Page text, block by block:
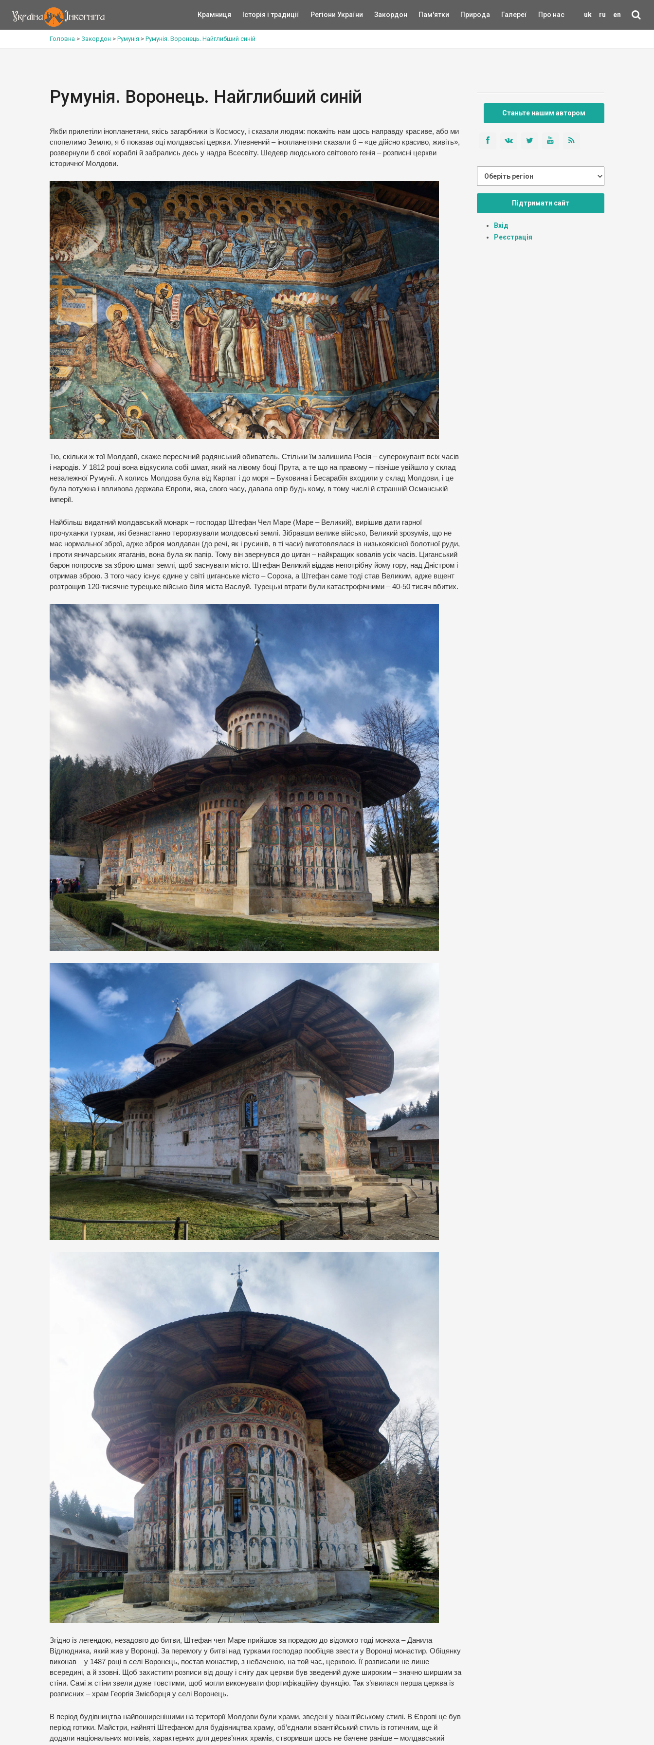
uk ru en
Крамниця Історія і традиції Регіони України Закордон Пам'ятки Природа Галереї Про нас
Головна > Закордон > Румунія > Румунія. Воронець. Найглибший синій
Румунія. Воронець. Найглибший синій
Якби прилетіли інопланетяни, якісь загарбники із Космосу, і сказали людям: покажіть нам щось направду красиве, або ми
спопелимо Землю, я б показав оці молдавські церкви. Упевнений – інопланетяни сказали б – «це дійсно красиво, живіть»,
розвернули б свої кораблі й забрались десь у надра Всесвіту. Шедевр людського світового генія – розписні церкви
історичної Молдови.
Тю, скільки ж тої Молдавії, скаже пересічний радянський обиватель. Стільки їм залишила Росія – суперокупант всіх часів
і народів. У 1812 році вона відкусила собі шмат, який на лівому боці Прута, а те що на правому – пізніше увійшло у склад
незалежної Румунії. А колись Молдова була від Карпат і до моря – Буковина і Бесарабія входили у склад Молдови, і це
була потужна і впливова держава Європи, яка, свого часу, давала опір будь кому, в тому числі й страшній Османській
імперії.
Найбільш видатний молдавський монарх – господар Штефан Чел Маре (Маре – Великий), вирішив дати гарної
прочуханки туркам, які безнастанно тероризували молдовські землі. Зібравши велике військо, Великий зрозумів, що не
має нормальної зброї, адже зброя молдаван (до речі, як і русинів, в ті часи) виготовлялася із низькоякісної болотної руди,
і проти яничарських ятаганів, вона була як папір. Тому він звернувся до циган – найкращих ковалів усіх часів. Циганський
барон попросив за зброю шмат землі, щоб заснувати місто. Штефан Великий віддав непотрібну йому гору, над Дністром і
отримав зброю. З того часу існує єдине у світі циганське місто – Сорока, а Штефан саме тоді став Великим, адже вщент
розтрощив 120-тисячне турецьке військо біля міста Васлуй. Турецькі втрати були катастрофічними – 40-50 тисяч вбитих.
Згідно із легендою, незадовго до битви, Штефан чел Маре прийшов за порадою до відомого тоді монаха – Данила
Відлюдника, який жив у Воронці. За перемогу у битві над турками господар пообіцяв звести у Воронці монастир. Обіцянку
виконав – у 1487 році в селі Воронець, постав монастир, з небаченою, на той час, церквою. Її розписали не лише
всередині, а й ззовні. Щоб захистити розписи від дощу і снігу дах церкви був зведений дуже широким – значно ширшим за
стіни. Самі ж стіни звели дуже товстими, щоб могли виконувати фортифікаційну функцію. Так з’явилася перша церква із
розписних – храм Георгія Змієборця у селі Воронець.
В період будівництва найпоширенішими на території Молдови були храми, зведені у візантійському стилі. В Європі це був
період готики. Майстри, найняті Штефаном для будівництва храму, об’єднали візантійський стиль із готичним, ще й
додали національних мотивів, характерних для дерев’яних храмів, створивши щось не бачене раніше – молдавський
Станьте нашим автором
Підтримати сайт
Вхід
Реєстрація